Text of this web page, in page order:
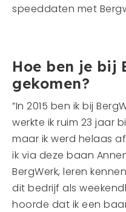
speeddaten met
Hoe ben je bij
gekomen?
”In 2015 ben ik bij
werkte ik ruim 23 jaar
maar ik werd helaas
ik via deze baan
BergWerk, leren
dit bedrijf als
hoorde dat ik een